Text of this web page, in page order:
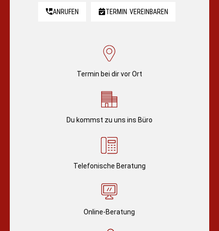
ANRUFEN TERMIN VEREINBAREN
Termin bei dir vor Ort
Du kommst zu uns ins Büro
Telefonische Beratung
Online-Beratung